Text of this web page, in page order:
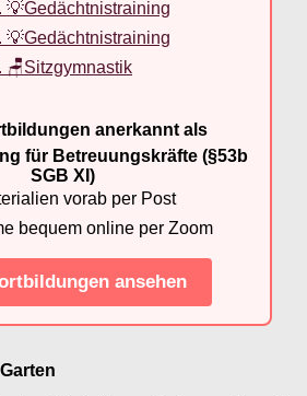
💡Gedächtnistraining
💡Gedächtnistraining
🪑Sitzgymnastik
anerkannt als
für Betreuungskräfte (§53b
SGB XI)
vorab per Post
bequem online per Zoom
ansehen